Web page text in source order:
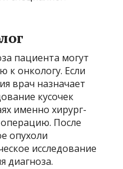
пациента могут
к онкологу. Если
врач назначает
кусочек
именно хирург-
После
опухоли
исследование
диагноза.